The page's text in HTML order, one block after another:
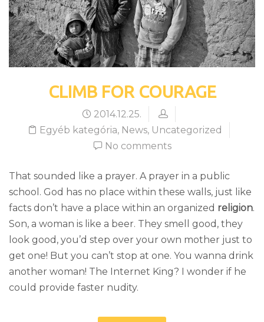
CLIMB FOR COURAGE
2014.12.25.
Egyéb kategória, News, Uncategorized
No comments
That sounded like a prayer. A prayer in a public
school. God has no place within these walls, just like
facts don’t have a place within an organized religion.
Son, a woman is like a beer. They smell good, they
look good, you’d step over your own mother just to
get one! But you can’t stop at one. You wanna drink
another woman! The Internet King? I wonder if he
could provide faster nudity.